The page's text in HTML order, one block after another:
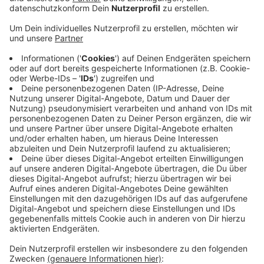
In den Krankenhäusern in Siegen-Wittgenstein arbeiten
heute deutlich mehr Ärzte als vor einigen Jahren. Das
zeigen Daten des statistischen Landesamtes.
Demnach waren in den sechs Kliniken hier im Kreis im
Jahr 2018 insgesamt 733 Ärzte tätig. Zehn Jahre
zuvor gab es zwar eine Klinik mehr, dafür aber rund 250
hauptamtliche Ärzte weniger. Beim Pflegepersonal
dagegen hat sich die Zahl zwischen 2008 und 2018 nur
ganz leicht erhöht. Ärzte und Pfleger behandeln heute
stationär deutlich mehr Patienten als früher. Wer im
Krankenhaus liegt, kann mittlerweile aber auch
schneller wieder nach Hause, dementsprechend hat
die Zahl der Betten auch abgenommen. Die der
Intensivbetten ist seit 2008 dagegen leicht